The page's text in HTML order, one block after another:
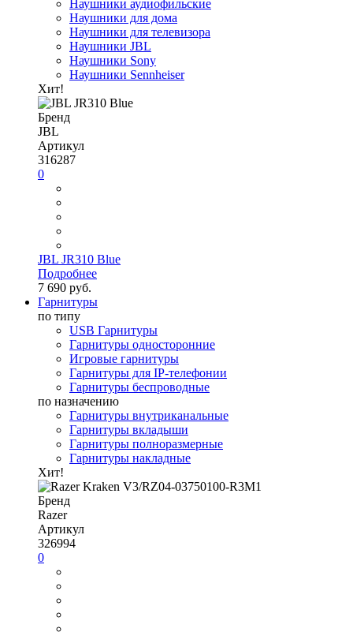
Наушники аудиофильские
Наушники для дома
Наушники для телевизора
Наушники JBL
Наушники Sony
Наушники Sennheiser
Хит!
Бренд
JBL
Артикул
316287
0
JBL JR310 Blue
Подробнее
7 690 руб.
Гарнитуры
по типу
USB Гарнитуры
Гарнитуры односторонние
Игровые гарнитуры
Гарнитуры для IP-телефонии
Гарнитуры беспроводные
по назначению
Гарнитуры внутриканальные
Гарнитуры вкладыши
Гарнитуры полноразмерные
Гарнитуры накладные
Хит!
Бренд
Razer
Артикул
326994
0